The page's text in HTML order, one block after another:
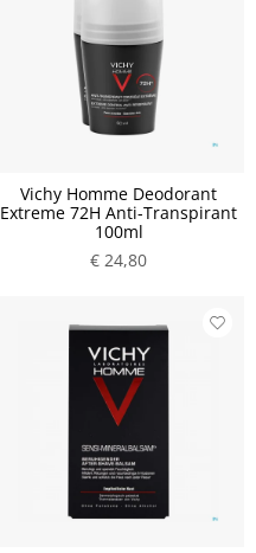
Vichy Homme Deodorant
Extreme 72H Anti-Transpirant
100ml
€ 24,80